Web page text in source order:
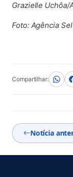
Grazielle Uchôa/
Foto: Agência
Compartilhar:
Notícia